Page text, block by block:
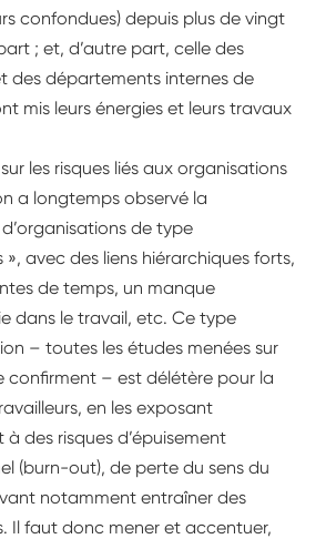
confondues) depuis plus de vingt
; et, d’autre part, celle des
des départements internes de
mis leurs énergies et leurs travaux
les risques liés aux organisations
a longtemps observé la
de type
», avec des liens hiérarchiques forts,
de temps, un manque
dans le travail, etc. Ce type
– toutes les études menées sur
confirment – est délétère pour la
en les exposant
des risques d’épuisement
(burn-out), de perte du sens du
notamment entraîner des
Il faut donc mener et accentuer,